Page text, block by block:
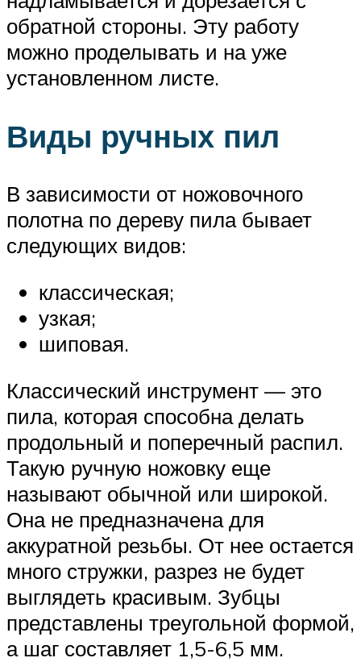
обратной стороны. Эту работу
можно проделывать и на уже
установленном листе.
Виды ручных пил
В зависимости от ножовочного
полотна по дереву пила бывает
следующих видов:
классическая;
узкая;
шиповая.
Классический инструмент — это
пила, которая способна делать
продольный и поперечный распил.
Такую ручную ножовку еще
называют обычной или широкой.
Она не предназначена для
аккуратной резьбы. От нее остается
много стружки, разрез не будет
выглядеть красивым. Зубцы
представлены треугольной формой,
а шаг составляет 1,5-6,5 мм.